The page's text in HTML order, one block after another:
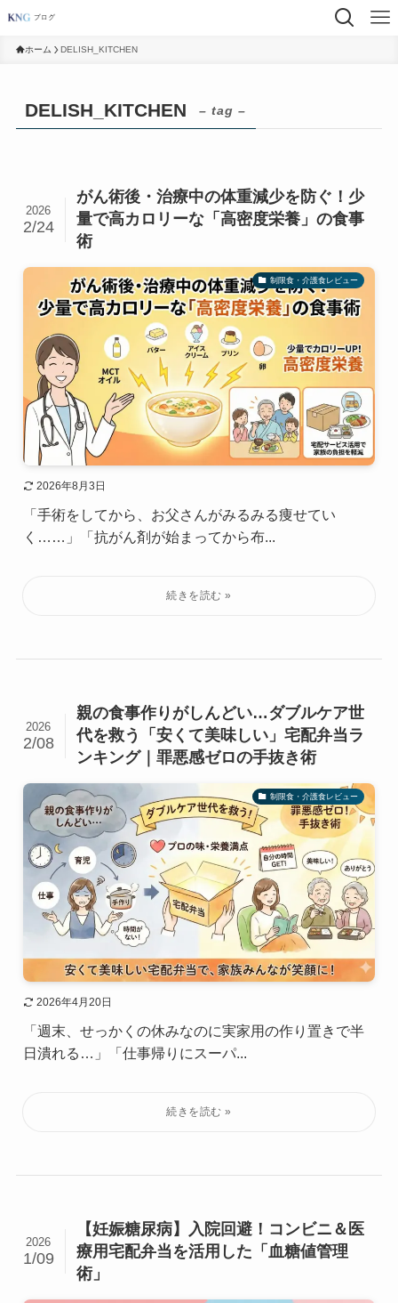
ホーム DELISH_KITCHEN
DELISH_KITCHEN – tag –
がん術後・治療中の体重減少を防ぐ！少
量で高カロリーな「高密度栄養」の食事
術
2026
2/24
制限食・介護食レビュー
2026年8月3日
「手術をしてから、お父さんがみるみる痩せてい
く……」「抗がん剤が始まってから布...
親の食事作りがしんどい…ダブルケア世
代を救う「安くて美味しい」宅配弁当ラ
ンキング｜罪悪感ゼロの手抜き術
2026
2/08
制限食・介護食レビュー
2026年4月20日
「週末、せっかくの休みなのに実家用の作り置きで半
日潰れる…」「仕事帰りにスーパ...
【妊娠糖尿病】入院回避！コンビニ＆医
療用宅配弁当を活用した「血糖値管理
術」
2026
1/09